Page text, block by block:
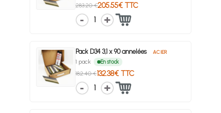
283.20 €205.55€ TTC
1
Pack D34 3,1 x 90 annelées ACIER
1 pack En stock
182.40 €132.38€ TTC
1